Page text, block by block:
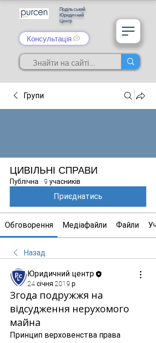
Подільський
Юридичний
Центр
Консультація
Групи
ЦИВІЛЬНІ СПРАВИ
Публічна · 9 учасників
Приєднатись
Обговорення Медіафайли Файли
Назад
Юридичний центр
24 січня 2019 р.
Згода подружжя на
відсудження нерухомого
майна
Принцип верховенства права